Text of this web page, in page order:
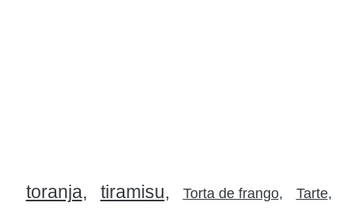
toranja tiramisu Torta de frango Tarte